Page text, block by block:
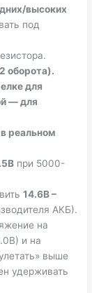
высоких
под
оборота).
для
— для
реальном
при 5000-
14.6В –
АКБ).
на
и на
выше
удерживать